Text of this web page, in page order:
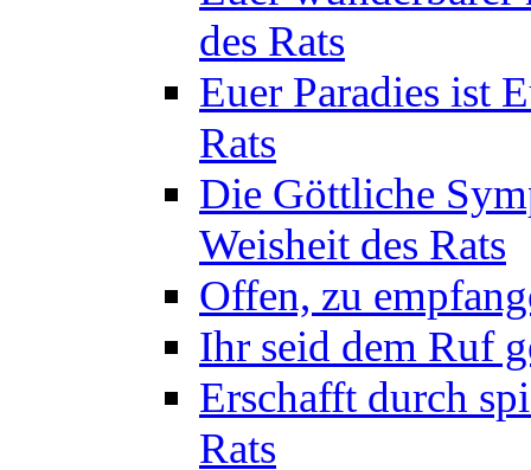
des Rats
Euer Paradies ist
Rats
Die Göttliche
Weisheit des Rats
Offen, zu
Ihr seid dem Ruf
Erschafft durch
Rats